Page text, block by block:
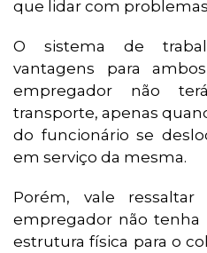
que lidar com
O sistema de
vantagens para
empregador não
transporte, apenas
do funcionário se
em serviço da mesma.
Porém, vale
empregador não tenha
estrutura física para o